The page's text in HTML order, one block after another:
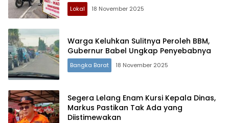
Lokal 18 November 2025
Warga Keluhkan Sulitnya Peroleh BBM,
Gubernur Babel Ungkap Penyebabnya
Bangka Barat 18 November 2025
Segera Lelang Enam Kursi Kepala Dinas,
Markus Pastikan Tak Ada yang
Diistimewakan